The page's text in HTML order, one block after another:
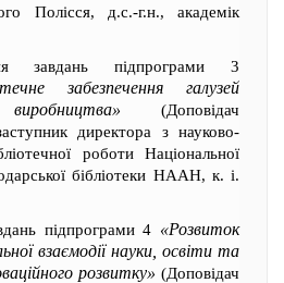
Полісся, д.с.-г.н., академік
завдань підпрограми 3
забезпечення галузей
(Доповідач
директора з науково-
роботи Національної
бібліотеки НААН, к. і.
підпрограми 4 «Розвиток
взаємодії науки, освіти та
розвитку» (Доповідач